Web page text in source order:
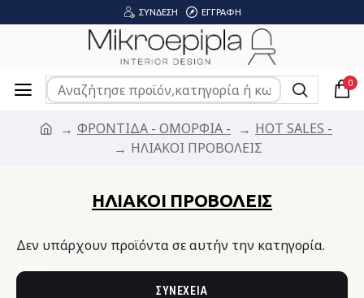
ΣΎΝΔΕΣΗ ΕΓΓΡΑΦΉ
0
ΦΡΟΝΤΙΔΑ - ΟΜΟΡΦΙΑ -
HOT SALES -
ΗΛΙΑΚΟΙ ΠΡΟΒΟΛΕΙΣ
ΗΛΙΑΚΟΙ ΠΡΟΒΟΛΕΙΣ
Δεν υπάρχουν προϊόντα σε αυτήν την κατηγορία.
ΣΥΝΈΧΕΙΑ